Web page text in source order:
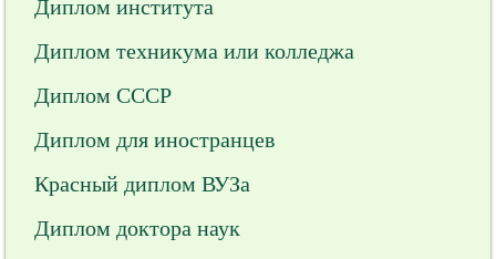
Диплом института
Диплом техникума или колледжа
Диплом СССР
Диплом для иностранцев
Красный диплом ВУЗа
Диплом доктора наук